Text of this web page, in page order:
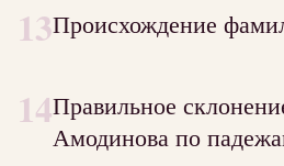
13Происхождение
14Правильное
Амодинова по